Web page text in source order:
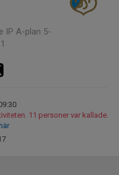
IP A-plan 5-
11 personer var kallade.